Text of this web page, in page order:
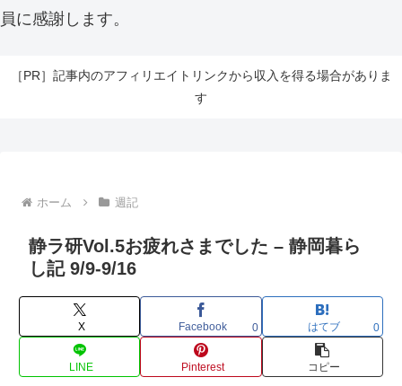
員に感謝します。
［PR］記事内のアフィリエイトリンクから収入を得る場合がありま
す
ホーム 週記
静ラ研Vol.5お疲れさまでした – 静岡暮ら
し記 9/9-9/16
X Facebook 0 はてブ 0
LINE Pinterest コピー